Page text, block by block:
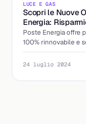
LUCE E GAS
Scopri le Nuove
Energia:
Poste Energia offre
100% rinnovabile e
Scopri di più ora!
24 luglio 2024